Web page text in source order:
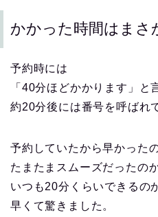
かかった時間はまさ
予約時には
「40分ほどかかります」
約20分後には番号を呼ばれ
予約していたから早かったの
たまたまスムーズだったのか
いつも20分くらいできるの
早くて驚きました。